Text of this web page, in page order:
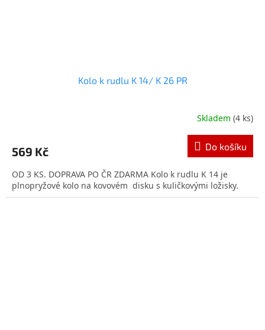
Kolo k rudlu K 14/ K 26 PR
je
z
5
hvězdiček.
Skladem(4 ks)
569 Kč Do košíku
OD 3 KS. DOPRAVA PO ČR ZDARMA Kolo k rudlu K 14 je
plnopryžové kolo na kovovém disku s kuličkovými ložisky.